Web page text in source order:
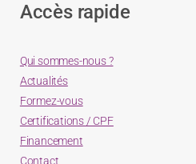
Accès rapide
Qui sommes-nous ?
Actualités
Formez-vous
Certifications / CPF
Financement
Contact